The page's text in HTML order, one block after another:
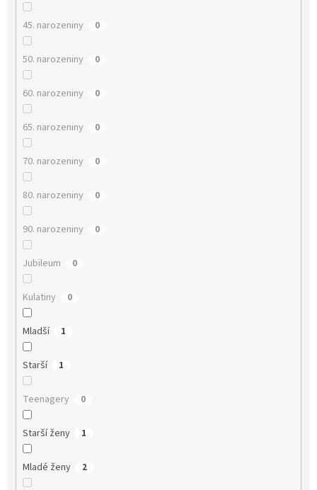
45. narozeniny 0
50. narozeniny 0
60. narozeniny 0
65. narozeniny 0
70. narozeniny 0
80. narozeniny 0
90. narozeniny 0
Jubileum 0
Kulatiny 0
Mladší 1
Starší 1
Teenagery 0
Starší ženy 1
Mladé ženy 2